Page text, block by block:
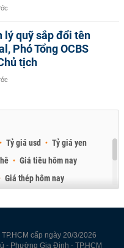
lý quỹ sắp đổi tên
Phó Tổng OCBS
tịch
Tỷ giá usd
Tỷ giá yen
Giá tiêu hôm nay
Giá thép hôm nay
cấp ngày 20/3/2026
- Phường Gia Định - TP.HCM